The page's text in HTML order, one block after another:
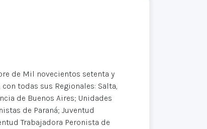
de Mil novecientos setenta y
todas sus Regionales: Salta,
de Buenos Aires; Unidades
de Paraná; Juventud
Trabajadora Peronista de